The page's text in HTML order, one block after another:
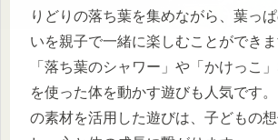
りどりの落ち葉を集めながら、葉っ
いを親子で一緒に楽しむことができま
「落ち葉のシャワー」や「かけっこ
を使った体を動かす遊びも人気です
の素材を活用した遊びは、子どもの